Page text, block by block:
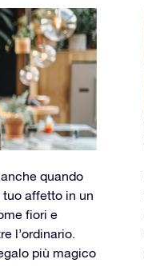
quando
affetto in un
fiori e
l’ordinario.
più magico